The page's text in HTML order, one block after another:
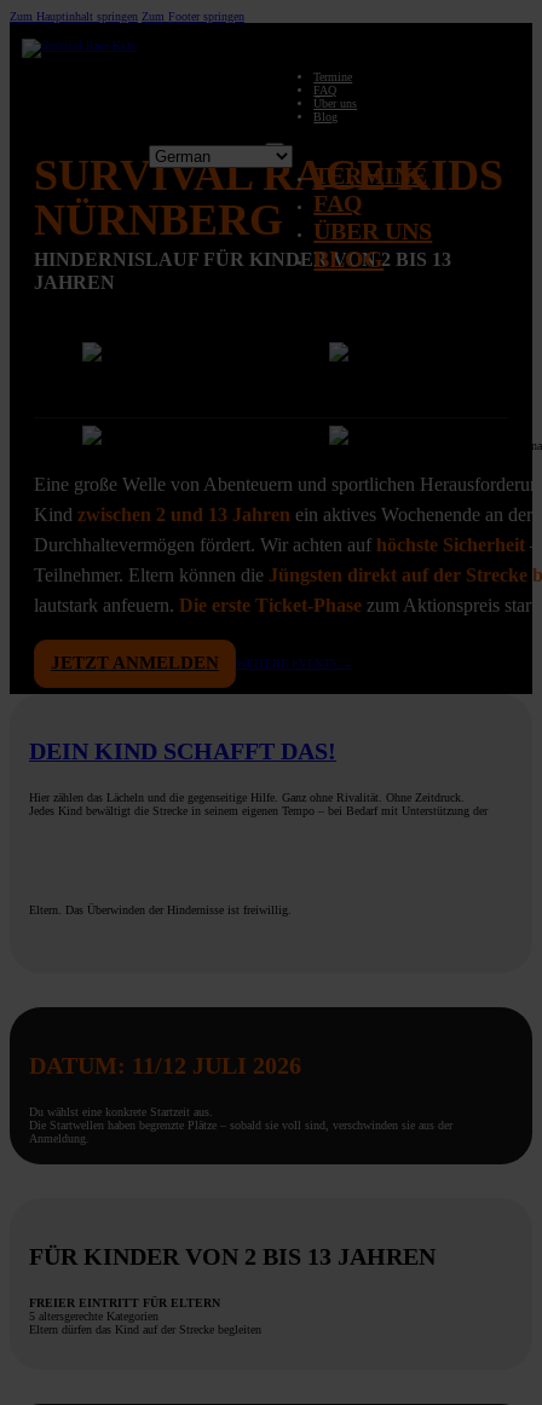
Zum Hauptinhalt springen Zum Footer springen
Termine
FAQ
Über uns
Blog
TERMINE
FAQ
ÜBER UNS
BLOG
SURVIVAL RACE KIDS
NÜRNBERG
HINDERNISLAUF FÜR KINDER VON 2 BIS 13
JAHREN
Eine große Welle von Abenteuern und sportlichen
Kind zwischen 2 und 13 Jahren ein aktives Wochenende an
Durchhaltevermögen fördert. Wir achten auf höchste Sicherheit
Teilnehmer. Eltern können die Jüngsten direkt auf der Strecke
lautstark anfeuern. Die erste Ticket-Phase zum Aktionspreis
JETZT ANMELDEN WEITERE EVENTS →
DEIN KIND SCHAFFT DAS!
Hier zählen das Lächeln und die gegenseitige Hilfe. Ganz ohne Rivalität. Ohne Zeitdruck.
Jedes Kind bewältigt die Strecke in seinem eigenen Tempo – bei Bedarf mit Unterstützung der
Eltern. Das Überwinden der Hindernisse ist freiwillig.
DATUM: 11/12 JULI 2026
Du wählst eine konkrete Startzeit aus.
Die Startwellen haben begrenzte Plätze – sobald sie voll sind, verschwinden sie aus der
Anmeldung.
FÜR KINDER VON 2 BIS 13 JAHREN
FREIER EINTRITT FÜR ELTERN
5 altersgerechte Kategorien
Eltern dürfen das Kind auf der Strecke begleiten